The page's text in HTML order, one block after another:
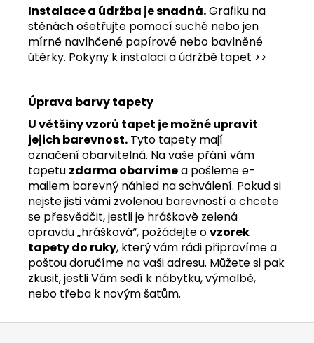
Instalace a údržba je snadná.Grafiku na
stěnách ošetřujte pomocí suché nebo jen
mírně navlhčené papírové nebo bavlněné
útěrky. Pokyny k instalaci a údržbě tapet >>
Úprava barvy tapety
U většiny vzorů tapet je možné upravit
jejich barevnost. Tyto tapety mají
označení obarvitelná. Na vaše přání vám
tapetu zdarma obarvímea pošleme e-
mailem barevný náhled na schválení. Pokud si
nejste jisti vámi zvolenou barevností a chcete
se přesvědčit, jestli je hráškově zelená
opravdu „hrášková“, požádejte ovzorek
tapety do ruky, který vám rádi připravíme a
poštou doručíme na vaši adresu. Můžete si pak
zkusit, jestli Vám sedí k nábytku, výmalbě,
nebo třeba k novým šatům.
Z